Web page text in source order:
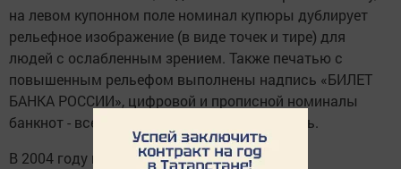
на левом купонном поле номинал купюры дублирует
рельефное изображение (в виде точек и тире) для
людей с ослабленным зрением. Также печатью с
повышенным рельефом выполнены надпись «БИЛЕТ
БАНКА РОССИИ», цифровой и прописной номиналы
банкнот - все это можно проверить на ощупь.
В 2004 году в обращение были введены